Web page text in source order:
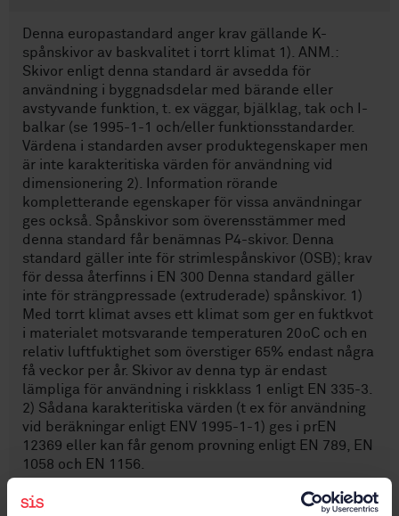
Denna europastandard anger krav gällande K-
spånskivor av baskvalitet i torrt klimat 1). ANM.:
Skivor enligt denna standard är avsedda för
användning i byggnadsdelar med bärande eller
avstyvande funktion, t. ex väggar, bjälklag, tak och I-
balkar (se 1995-1-1 och/eller funktionsstandarder.
Värdena i standarden avser produktegenskaper men
är inte karakteritiska värden för användning vid
dimensionering 2). Information rörande
kompletterande egenskaper för vissa användningar
ges också. Spånskivor som överensstämmer med
denna standard får benämnas P4-skivor. Denna
standard gäller inte för strimlespånskivor (OSB); krav
för dessa återfinns i EN 300 Denna standard gäller
inte för strängpressade (extruderade) spånskivor. 1)
Med torrt klimat avses ett klimat som ger en fuktkvot
i materialet motsvarande temperaturen 20oC och en
relativ luftfuktighet som överstiger 65% endast några
få veckor per år. Skivor av denna typ är endast
lämpliga för användning i riskklass 1 enligt EN 335-3.
2) Sådana karakteritiska värden (t ex för användning
vid beräkningar enligt ENV 1995-1-1) ges i prEN
12369 eller kan får genom provning enligt EN 789, EN
1058 och EN 1156.